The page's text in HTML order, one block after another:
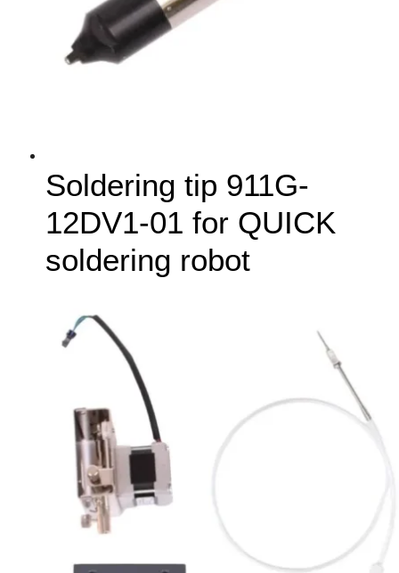
Soldering tip 911G-
12DV1-01 for QUICK
soldering robot